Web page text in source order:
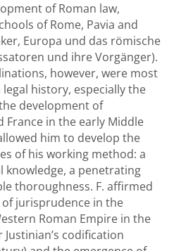
of Roman law,
of Rome, Pavia and
Europa und das römische
und ihre Vorgänger).
however, were most
history, especially the
development of
France in the early Middle
him to develop the
of his working method: a
knowledge, a penetrating
thoroughness. F. affirmed
jurisprudence in the
Roman Empire in the
codification